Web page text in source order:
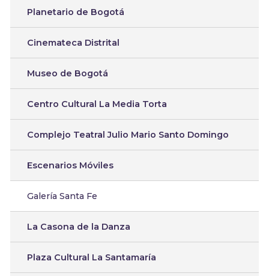
Planetario de Bogotá
Cinemateca Distrital
Museo de Bogotá
Centro Cultural La Media Torta
Complejo Teatral Julio Mario Santo Domingo
Escenarios Móviles
Galería Santa Fe
La Casona de la Danza
Plaza Cultural La Santamaría